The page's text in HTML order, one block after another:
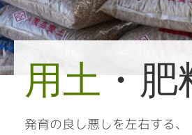
用土 ・肥
発育の良し悪しを左右する、